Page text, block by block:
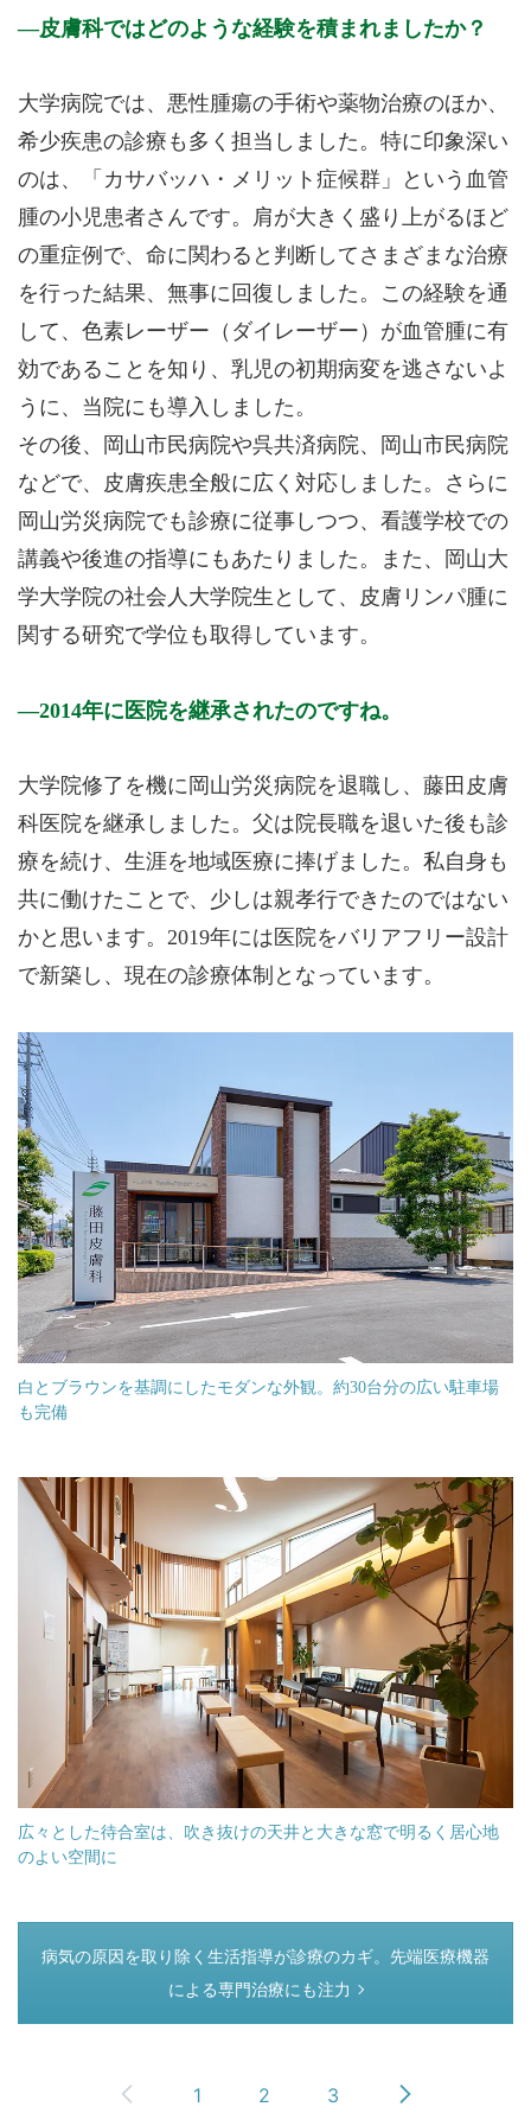
皮膚科ではどのような経験を積まれましたか？
大学病院では、悪性腫瘍の手術や薬物治療のほか、
希少疾患の診療も多く担当しました。特に印象深い
のは、「カサバッハ・メリット症候群」という血管
腫の小児患者さんです。肩が大きく盛り上がるほど
の重症例で、命に関わると判断してさまざまな治療
を行った結果、無事に回復しました。この経験を通
して、色素レーザー（ダイレーザー）が血管腫に有
効であることを知り、乳児の初期病変を逃さないよ
うに、当院にも導入しました。
その後、岡山市民病院や呉共済病院、岡山市民病院
などで、皮膚疾患全般に広く対応しました。さらに
岡山労災病院でも診療に従事しつつ、看護学校での
講義や後進の指導にもあたりました。また、岡山大
学大学院の社会人大学院生として、皮膚リンパ腫に
関する研究で学位も取得しています。
2014年に医院を継承されたのですね。
大学院修了を機に岡山労災病院を退職し、藤田皮膚
科医院を継承しました。父は院長職を退いた後も診
療を続け、生涯を地域医療に捧げました。私自身も
共に働けたことで、少しは親孝行できたのではない
かと思います。2019年には医院をバリアフリー設計
で新築し、現在の診療体制となっています。
白とブラウンを基調にしたモダンな外観。約30台分の広い駐車場
も完備
広々とした待合室は、吹き抜けの天井と大きな窓で明るく居心地
のよい空間に
つぎのページ
病気の原因を取り除く生活指導が診療のカギ。先端医療機器
による専門治療にも注力
1 2 3